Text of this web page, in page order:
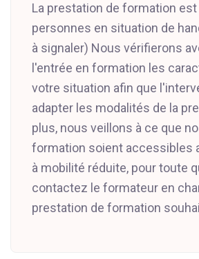
La prestation de formation
personnes en situation de
à signaler) Nous vérifierons
l'entrée en formation les
votre situation afin que
adapter les modalités de la
plus, nous veillons à ce que
formation soient accessibles
à mobilité réduite, pour toute
contactez le formateur en
prestation de formation